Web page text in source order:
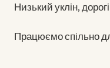
Низький уклін,
Працюємо спільно